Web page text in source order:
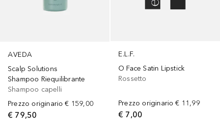
AVEDA
Scalp Solutions
Shampoo Riequilibrante
Shampoo capelli
Prezzo originario € 159,00
€ 79,50
E.L.F.
O Face Satin Lipstick
Rossetto
Prezzo originario € 11,99
€ 7,00